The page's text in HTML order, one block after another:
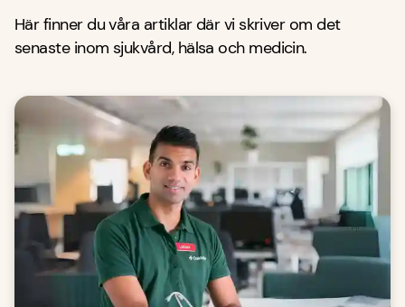
Här finner du våra artiklar där vi skriver om det
senaste inom sjukvård, hälsa och medicin.